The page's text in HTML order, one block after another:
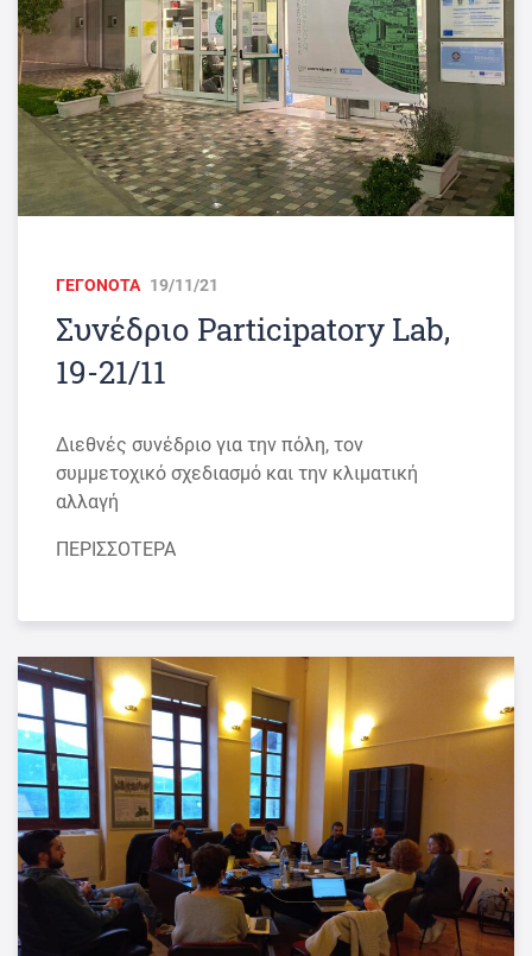
ΓΕΓΟΝΟΤΑ 19/11/21
Συνέδριο Participatory Lab,
19-21/11
Διεθνές συνέδριο για την πόλη, τον
συμμετοχικό σχεδιασμό και την κλιματική
αλλαγή
ΠΕΡΙΣΣΟΤΕΡΑ